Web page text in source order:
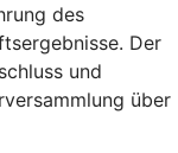
des
Der
und
über